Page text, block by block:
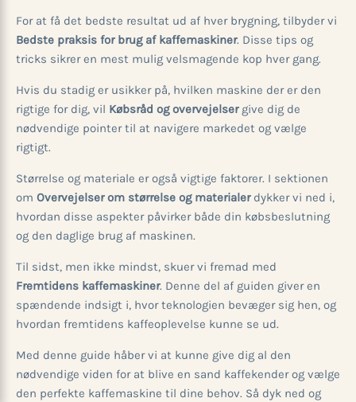
For at få det bedste resultat ud af hver brygning, tilbyder vi
Bedste praksis for brug af kaffemaskiner. Disse tips og
tricks sikrer en mest mulig velsmagende kop hver gang.
Hvis du stadig er usikker på, hvilken maskine der er den
rigtige for dig, vil Købsråd og overvejelsergive dig de
nødvendige pointer til at navigere markedet og vælge
rigtigt.
Størrelse og materiale er også vigtige faktorer. I sektionen
om Overvejelser om størrelse og materialerdykker vi ned i,
hvordan disse aspekter påvirker både din købsbeslutning
og den daglige brug af maskinen.
Til sidst, men ikke mindst, skuer vi fremad med
Fremtidens kaffemaskiner. Denne del af guiden giver en
spændende indsigt i, hvor teknologien bevæger sig hen, og
hvordan fremtidens kaffeoplevelse kunne se ud.
Med denne guide håber vi at kunne give dig al den
nødvendige viden for at blive en sand kaffekender og vælge
den perfekte kaffemaskine til dine behov. Så dyk ned og